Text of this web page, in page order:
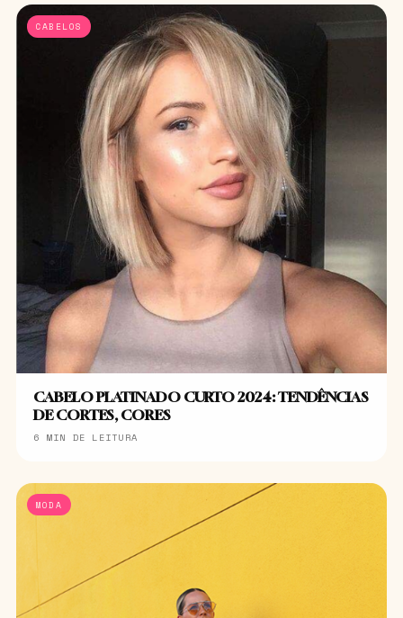
CABELOS
CABELO PLATINADO CURTO 2024: TENDÊNCIAS
DE CORTES, CORES
6 MIN DE LEITURA
MODA